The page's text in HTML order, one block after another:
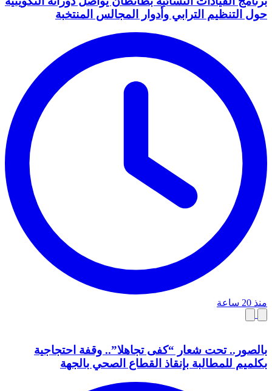
حول التنظيم الترابي وأدوار المجالس المنتخبة
منذ 20 ساعة
بالصور.. تحت شعار “كفى تجاهلا”.. وقفة احتجاجية
بكلميم للمطالبة بإنقاذ القطاع الصحي بالجهة